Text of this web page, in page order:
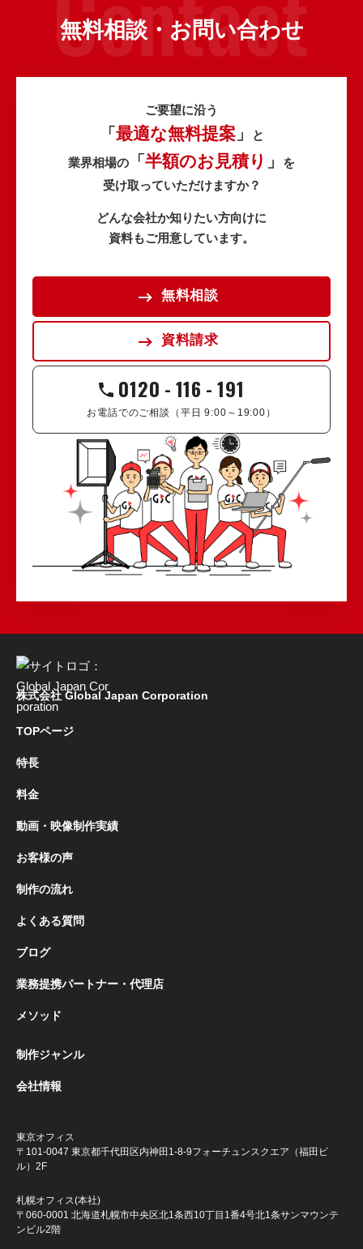
無料相談・お問い合わせ
ご要望に沿う
「 最適な無料提案」
と
業界相場の
「 半額のお見積り 」
を
受け取っていただけますか？
どんな会社か知りたい方向けに
資料もご用意しています。
無料相談
資料請求
0120 -116 -191
お電話でのご相談（平日 9:00～19:00）
株式会社 Global Japan Corporation
TOPページ
特長
料金
動画・映像制作実績
お客様の声
制作の流れ
よくある質問
ブログ
業務提携パートナー・代理店
メソッド
制作ジャンル
会社情報
東京オフィス
〒101-0047 東京都千代田区内神田1-8-9フォーチュンスクエア（福田ビ
ル）2F
札幌オフィス(本社)
〒060-0001 北海道札幌市中央区北1条西10丁目1番4号北1条サンマウンテ
ンビル2階